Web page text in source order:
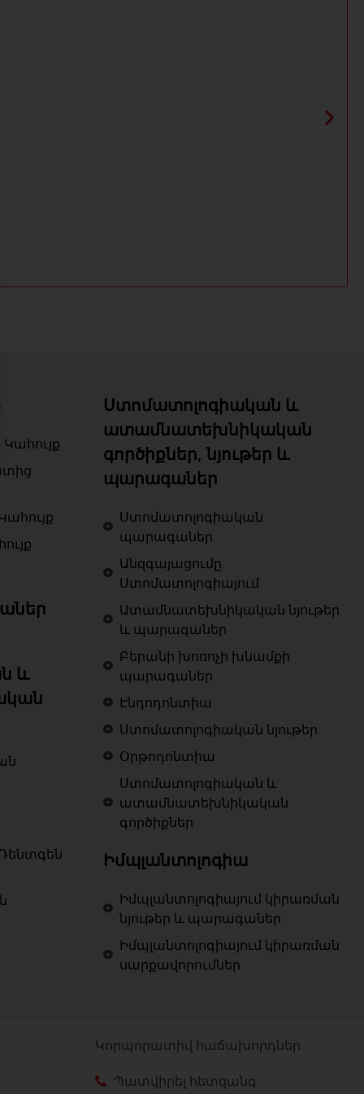
և
Ստոմատոլոգիական և
ատամնատեխնիկական
գործիքներ, նյութեր և
պարագաներ
Ստոմատոլոգիական
պարագաներ
Անզգայացումը
Ստոմատոլոգիայում
Ատամնատեխնիկական նյութեր
և պարագաներ
Բերանի խոռոչի խնամքի
պարագաներ
Էնդոդոնտիա
Ստոմատոլոգիական նյութեր
Օրթոդոնտիա
Ստոմատոլոգիական և
ատամնատեխնիկական
գործիքներ
Իմպլանտոլոգիա
Իմպլանտոլոգիայում կիրառման
նյութեր և պարագաներ
Իմպլանտոլոգիայում կիրառման
սարքավորումներ
Կորպորատիվ հաճախորդներ
Պատվիրել հետզանգ